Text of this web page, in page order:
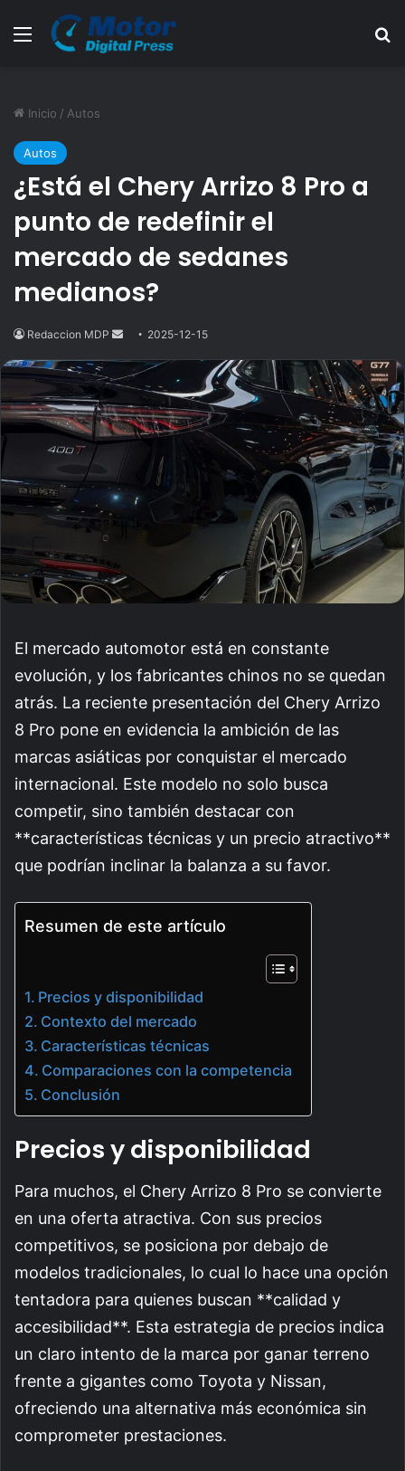
Menú
Inicio / Autos
Autos
¿Está el Chery Arrizo 8 Pro a
punto de redefinir el
mercado de sedanes
medianos?
Redaccion MDP
Send
email
2025-12-15
El mercado automotor está en constante
evolución, y los fabricantes chinos no se quedan
atrás. La reciente presentación del Chery Arrizo
8 Pro pone en evidencia la ambición de las
marcas asiáticas por conquistar el mercado
internacional. Este modelo no solo busca
competir, sino también destacar con
**características técnicas y un precio atractivo**
que podrían inclinar la balanza a su favor.
Resumen de este artículo
Precios y disponibilidad
Contexto del mercado
Características técnicas
Comparaciones con la competencia
Conclusión
Precios y disponibilidad
Para muchos, el Chery Arrizo 8 Pro se convierte
en una oferta atractiva. Con sus precios
competitivos, se posiciona por debajo de
modelos tradicionales, lo cual lo hace una opción
tentadora para quienes buscan **calidad y
accesibilidad**. Esta estrategia de precios indica
un claro intento de la marca por ganar terreno
frente a gigantes como Toyota y Nissan,
ofreciendo una alternativa más económica sin
comprometer prestaciones.